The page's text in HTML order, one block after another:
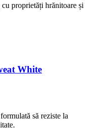
proprietăți hrănitoare și
White
să reziste la